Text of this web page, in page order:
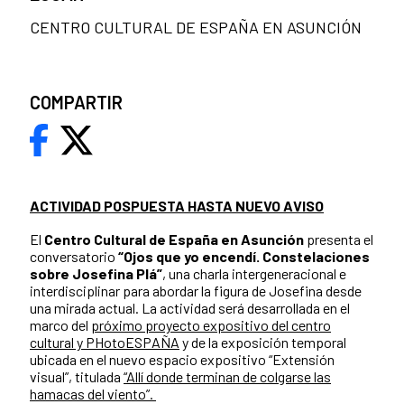
ACTIVIDAD POSPUESTA HASTA NUEVO AVISO
El Centro Cultural de España en Asunción presenta el
conversatorio “Ojos que yo encendí. Constelaciones
sobre Josefina Plá”, una charla intergeneracional e
interdisciplinar para abordar la figura de Josefina desde
una mirada actual. La actividad será desarrollada en el
marco del próximo proyecto expositivo del centro
cultural y PHotoESPAÑA y de la exposición temporal
ubicada en el nuevo espacio expositivo “Extensión
visual”, titulada “Allí donde terminan de colgarse las
hamacas del viento”.
CENTRO CULTURAL DE ESPAÑA EN ASUNCIÓN
COMPARTIR